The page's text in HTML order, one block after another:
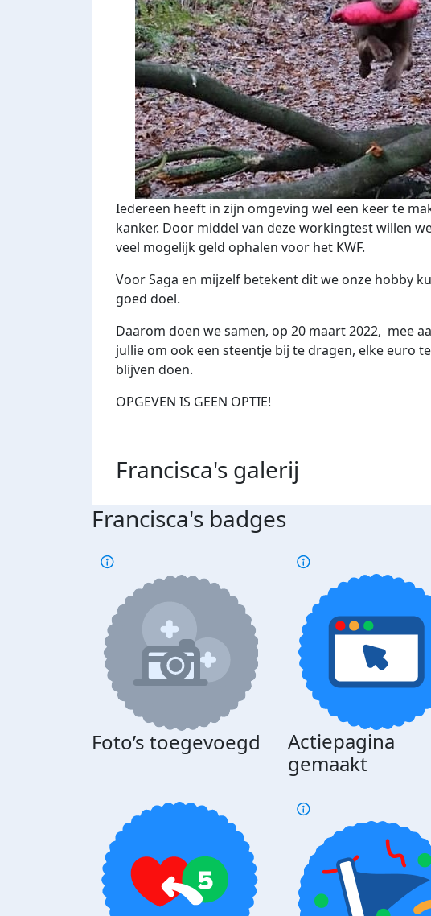
Iedereen heeft in zijn omgeving wel een keer te
kanker. Door middel van deze workingtest willen
veel mogelijk geld ophalen voor het KWF.
Voor Saga en mijzelf betekent dit we onze hobby
goed doel.
Daarom doen we samen, op 20 maart 2022, mee
jullie om ook een steentje bij te dragen, elke euro
blijven doen.
OPGEVEN IS GEEN OPTIE!
Francisca's galerij
Francisca's badges
Foto’s toegevoegd
Actiepagina
gemaakt